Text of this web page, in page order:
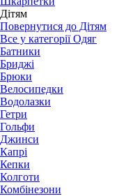
Дітям
Повернутися до Дітям
Все у категорії Одяг
Батники
Бриджі
Брюки
Велосипедки
Водолазки
Гетри
Гольфи
Джинси
Капрі
Кепки
Колготи
Комбінезони